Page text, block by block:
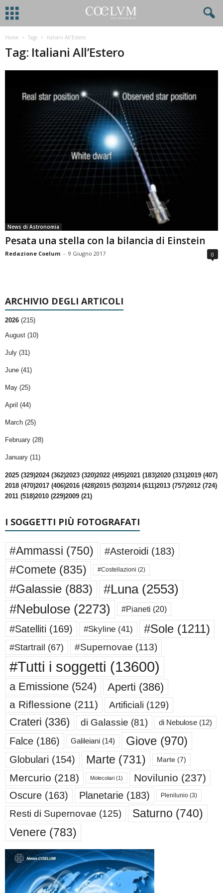
Home Tags Italiani All’Estero
Tag: Italiani All’Estero
News di Astronomia
Pesata una stella con la bilancia di Einstein
Redazione Coelum - 9 Giugno 2017 0
ARCHIVIO DEGLI ARTICOLI
2026 (215)
August (10)
July (31)
June (41)
May (25)
April (44)
March (25)
February (28)
January (11)
2025 (329)2024 (362)2023 (320)2022 (495)2021 (183)2020 (331)2019 (407)
2018 (470)2017 (406)2016 (428)2015 (503)2014 (611)2013 (757)2012 (724)
2011 (518)2010 (229)2009 (21)
I SOGGETTI PIÙ FOTOGRAFATI
#Ammassi (750) #Asteroidi (183)
#Comete (835) #Costellazioni (2)
#Galassie (883) #Luna(2553)
#Nebulose (2273) #Pianeti (20)
#Satelliti (169) #Skyline (41) #Sole (1211)
#Startrail (67) #Supernovae (113)
#Tutti i soggetti (13600)
a Emissione (524) Aperti (386)
a Riflessione (211) Artificiali (129)
Crateri (336) di Galassie (81) di Nebulose (12)
Falce (186) Galileiani (14) Giove (970)
Globulari (154) Marte (731) Marte (7)
Mercurio (218) Molecolari (1) Novilunio (237)
Oscure (163) Planetarie (183) Plenilunio (3)
Resti di Supernovae (125) Saturno (740)
Venere (783)